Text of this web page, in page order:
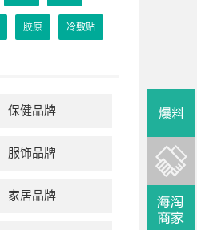
胶原 冷敷贴
保健品牌
服饰品牌
家居品牌